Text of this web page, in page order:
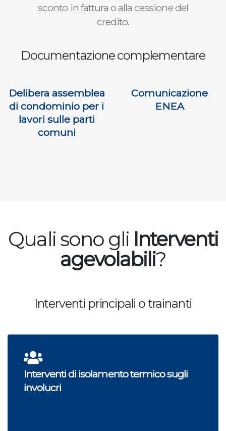
sconto in fattura o alla cessione del
credito.
Documentazione complementare
Delibera assemblea
di condominio per i
lavori sulle parti
comuni
Comunicazione
ENEA
Quali sono gli Interventi
agevolabili?
Interventi principali o trainanti
Interventi di isolamento termico sugli
involucri